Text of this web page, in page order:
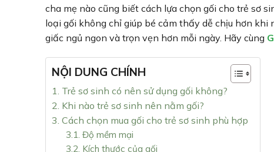
cha mẹ nào cũng biết cách lựa chọn gối cho trẻ sơ
loại gối không chỉ giúp bé cảm thấy dễ chịu hơn
giấc ngủ ngon và trọn vẹn hơn mỗi ngày. Hãy cùng
NỘI DUNG CHÍNH
1. Trẻ sơ sinh có nên sử dụng gối không?
2. Khi nào trẻ sơ sinh nên nằm gối?
3. Cách chọn mua gối cho trẻ sơ sinh phù hợp
3.1. Độ mềm mại
3.2. Kích thước của gối